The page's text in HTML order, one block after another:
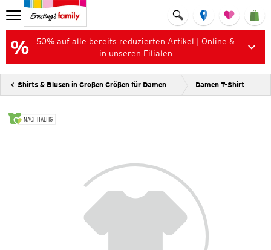
50% auf alle bereits reduzierten Artikel | Online &
in unseren Filialen
Shirts & Blusen in Großen Größen für Damen Damen T-Shirt
NACHHALTIG